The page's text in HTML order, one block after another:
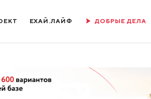
ЕХАЙ.ЛАЙФ ДОБРЫЕ ДЕЛА